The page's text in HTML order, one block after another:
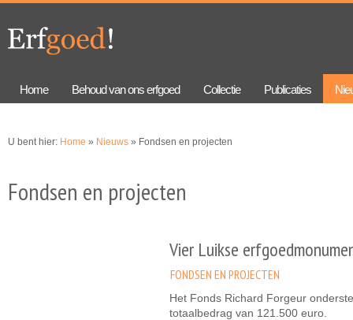
gaan
navigation
Home Behoud van ons erfgoed Collectie Publicaties
U bent hier: Home » Nieuws » Fondsen en projecten
Fondsen en projecten
Vier Luikse
FONDSEN EN PROJECTEN
Het Fonds Richard Forgeur
totaalbedrag van 121.500 euro.